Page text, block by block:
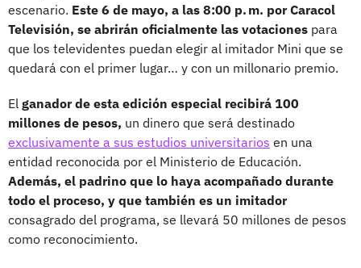
escenario. Este 6 de mayo, a las 8:00 p. m. por Caracol
Televisión, se abrirán oficialmente las votaciones para
que los televidentes puedan elegir al imitador Mini que se
quedará con el primer lugar… y con un millonario premio.
El ganador de esta edición especial recibirá 100
millones de pesos, un dinero que será destinado
exclusivamente a sus estudios universitarios en una
entidad reconocida por el Ministerio de Educación.
Además, el padrino que lo haya acompañado durante
todo el proceso, y que también es un imitador
consagrado del programa, se llevará 50 millones de pesos
como reconocimiento.